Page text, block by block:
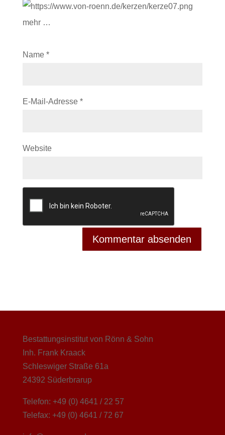
mehr …
Name *
E-Mail-Adresse *
Website
Bestattungsinstitut von Rönn & Sohn
Inh. Frank Kraack
Schleswiger Straße 61a
24392 Süderbrarup
Telefon: +49 (0) 4641 / 22 57
Telefax: +49 (0) 4641 / 72 67